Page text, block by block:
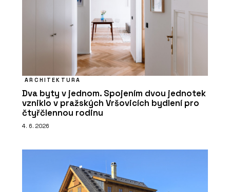
ARCHITEKTURA
Dva byty v jednom. Spojením dvou jednotek
vzniklo v pražských Vršovicích bydlení pro
čtyřčlennou rodinu
4. 6. 2026